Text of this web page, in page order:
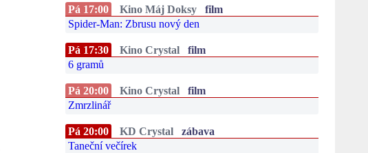
Pá 17:00 Kino Máj Doksy
film
Spider-Man: Zbrusu nový den
Pá 17:30 Kino Crystal
film
6 gramů
Pá 20:00 Kino Crystal
film
Zmrzlinář
Pá 20:00 KD Crystal
zábava
Taneční večírek